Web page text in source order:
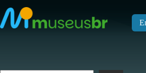
para
o
conteúdo